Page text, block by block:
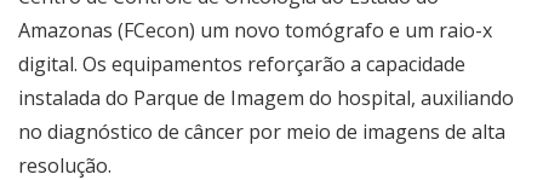
Amazonas (FCecon) um novo tomógrafo e um raio-x
digital. Os equipamentos reforçarão a capacidade
instalada do Parque de Imagem do hospital, auxiliando
no diagnóstico de câncer por meio de imagens de alta
resolução.